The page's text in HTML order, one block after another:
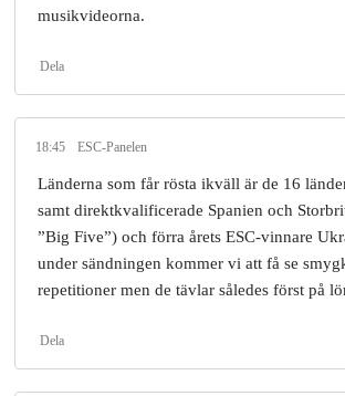
musikvideorna.
Dela
18:45 ESC-Panelen
Länderna som får rösta ikväll är de 16
samt direktkvalificerade Spanien och
”Big Five”) och förra årets ESC-vinnare
under sändningen kommer vi att få se
repetitioner men de tävlar således först på
Dela